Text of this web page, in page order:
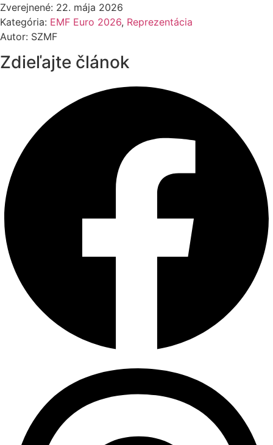
Zverejnené: 22. mája 2026
Kategória: EMF Euro 2026, Reprezentácia
Autor: SZMF
Zdieľajte článok